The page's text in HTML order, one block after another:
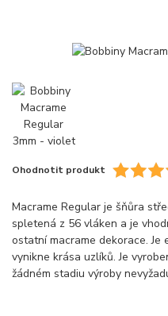
Ohodnotit produkt
Macrame Regular je šňůra
spletená z 56 vláken a je
ostatní macrame dekorace. Je
vynikne krása uzlíků. Je
žádném stadiu výroby